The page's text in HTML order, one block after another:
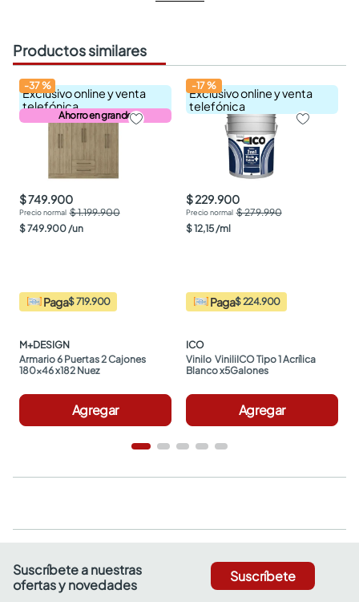
Productos similares
Exclusivo online y venta
telefónica
Ahorro en grande
-37%
$ 749.900
$ 1.199.900
$749.900 /un
Paga$ 719.900
M+DESIGN
Armario 6 Puertas 2 Cajones
180x46 x182 Nuez
Agregar
Exclusivo online y venta
telefónica
-17%
$ 229.900
$ 279.990
$12,15 /ml
Paga$ 224.900
ICO
Vinilo  ViniliICO Tipo 1 Acrílica
Blanco x5Galones
Agregar
Suscríbete a nuestras
ofertas y novedades
Suscríbete